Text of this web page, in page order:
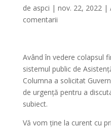
de aspci | nov. 22, 2022|
comentarii
Având în vedere colapsul
sistemul public de
Columna a solicitat
de urgență pentru a
subiect.
Vă vom ține la curent cu